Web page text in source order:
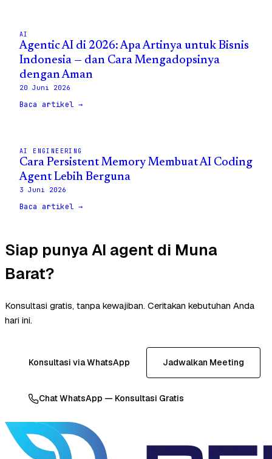
AI
Agentic AI di 2026: Apa Artinya untuk Bisnis
Indonesia — dan Cara Mengadopsinya
dengan Aman
20 Juni 2026
Baca artikel →
AI ENGINEERING
Cara Persistent Memory Membuat AI Coding
Agent Lebih Berguna
3 Juni 2026
Baca artikel →
Siap punya AI agent di Muna
Barat?
Konsultasi gratis, tanpa kewajiban. Ceritakan kebutuhan Anda
hari ini.
Konsultasi via WhatsApp Jadwalkan Meeting
Chat WhatsApp — Konsultasi Gratis